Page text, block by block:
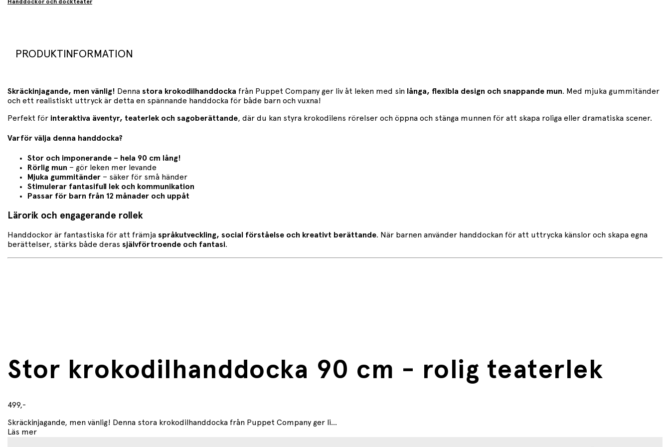
Handdockor och dockteater
PRODUKTINFORMATION
Skräckinjagande, men vänlig! Denna stora krokodilhanddocka från Puppet Company ger liv åt leken med sin långa, flexibla design och snappande mun. Med mjuka gummitänder
och ett realistiskt uttryck är detta en spännande handdocka för både barn och vuxna!
Perfekt för interaktiva äventyr, teaterlek och sagoberättande, där du kan styra krokodilens rörelser och öppna och stänga munnen för att skapa roliga eller dramatiska scener.
Varför välja denna handdocka?
Stor och imponerande – hela 90 cm lång!
Rörlig mun – gör leken mer levande
Mjuka gummitänder – säker för små händer
Stimulerar fantasifull lek och kommunikation
Passar för barn från 12 månader och uppåt
Lärorik och engagerande rollek
Handdockor är fantastiska för att främja språkutveckling, social förståelse och kreativt berättande. När barnen använder handdockan för att uttrycka känslor och skapa egna
berättelser, stärks både deras självförtroende och fantasi.
Stor krokodilhanddocka 90 cm - rolig teaterlek
499,-
Skräckinjagande, men vänlig! Denna stora krokodilhanddocka från Puppet Company ger li...
Läs mer